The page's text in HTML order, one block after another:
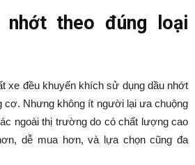
nhớt theo đúng loại
xe đều khuyến khích sử dụng dầu nhớt
cơ. Nhưng không ít người lại ưa chuộng
ngoài thị trường do có chất lượng cao
dễ mua hơn, và lựa chọn cũng đa